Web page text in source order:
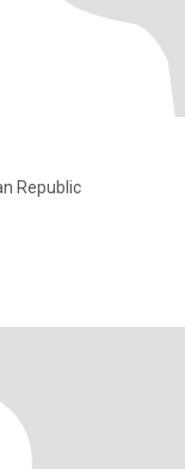
Republic